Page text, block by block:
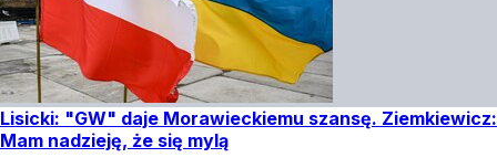
Lisicki: "GW" daje Morawieckiemu szansę. Ziemkiewicz:
Mam nadzieję, że się mylą